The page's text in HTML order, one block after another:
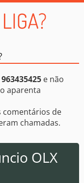
963435425 e não
aparenta
comentários de
chamadas.
OLX